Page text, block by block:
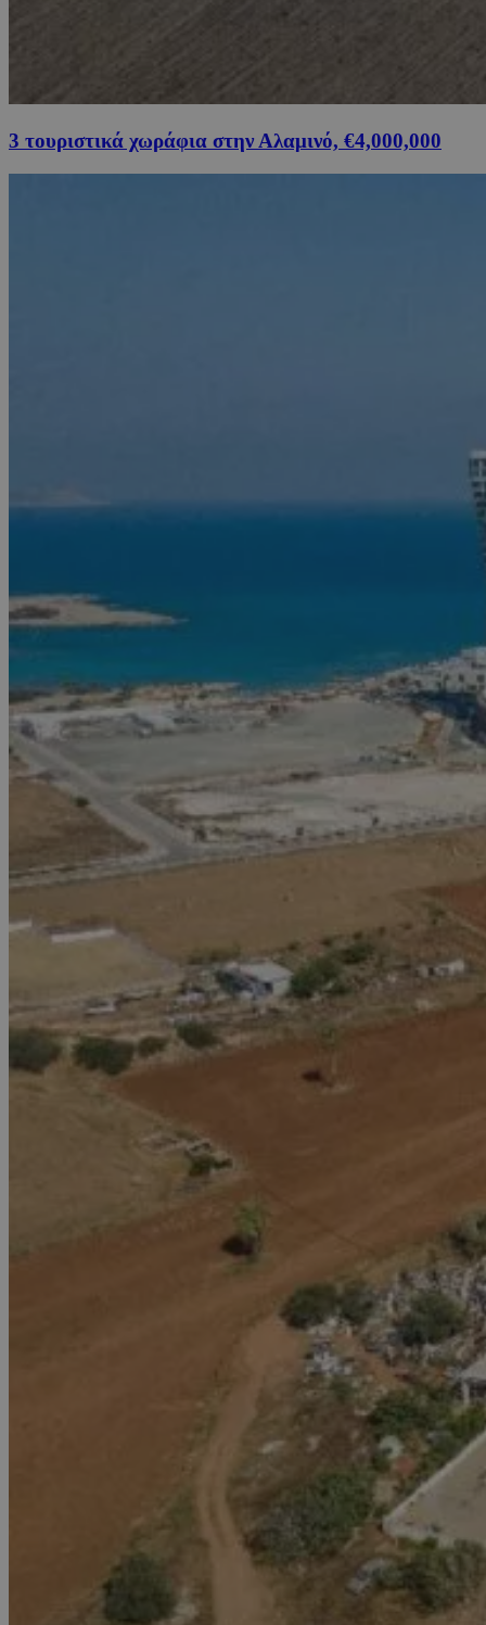
3 τουριστικά χωράφια στην Αλαμινό, €4,000,000